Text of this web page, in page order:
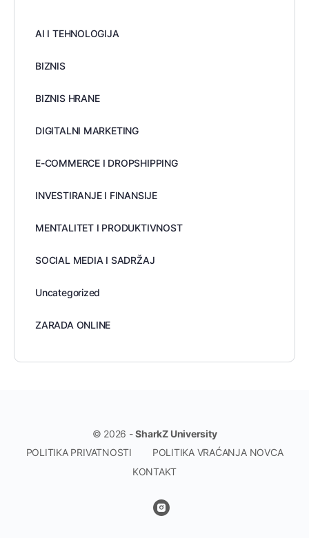
AI I TEHNOLOGIJA
BIZNIS
BIZNIS HRANE
DIGITALNI MARKETING
E-COMMERCE I DROPSHIPPING
INVESTIRANJE I FINANSIJE
MENTALITET I PRODUKTIVNOST
SOCIAL MEDIA I SADRŽAJ
Uncategorized
ZARADA ONLINE
© 2026 -SharkZ University
POLITIKA PRIVATNOSTI
POLITIKA VRAĆANJA NOVCA
KONTAKT